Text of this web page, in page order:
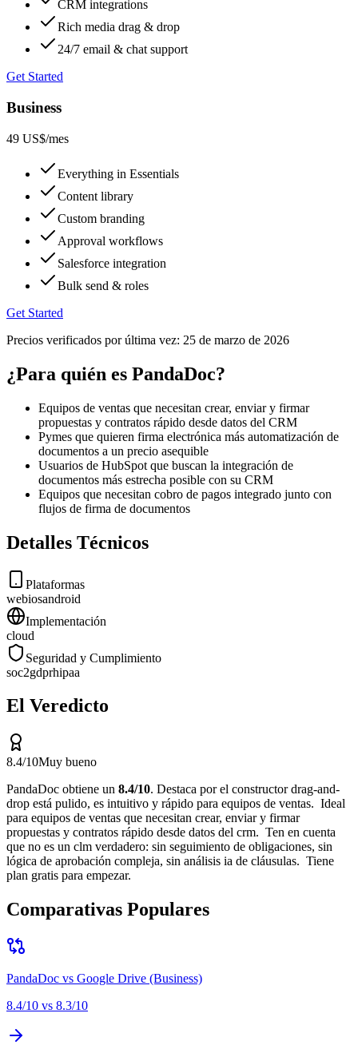
CRM integrations
Rich media drag & drop
24/7 email & chat support
Get Started
Business
49 US$/mes
Everything in Essentials
Content library
Custom branding
Approval workflows
Salesforce integration
Bulk send & roles
Get Started
Precios verificados por última vez: 25 de marzo de 2026
¿Para quién es PandaDoc?
Equipos de ventas que necesitan crear, enviar y firmar
propuestas y contratos rápido desde datos del CRM
Pymes que quieren firma electrónica más automatización de
documentos a un precio asequible
Usuarios de HubSpot que buscan la integración de
documentos más estrecha posible con su CRM
Equipos que necesitan cobro de pagos integrado junto con
flujos de firma de documentos
Detalles Técnicos
Plataformas
webiosandroid
Implementación
cloud
Seguridad y Cumplimiento
soc2gdprhipaa
El Veredicto
8.4/10Muy bueno
PandaDoc obtiene un 8.4/10. Destaca porel constructor drag-and-
drop está pulido, es intuitivo y rápido para equipos de ventas. Ideal
para equipos de ventas que necesitan crear, enviar y firmar
propuestas y contratos rápido desde datos del crm. Ten en cuenta
que no es un clm verdadero: sin seguimiento de obligaciones, sin
lógica de aprobación compleja, sin análisis ia de cláusulas. Tiene
plan gratis para empezar.
Comparativas Populares
PandaDoc vs Google Drive (Business)
8.4/10 vs 8.3/10